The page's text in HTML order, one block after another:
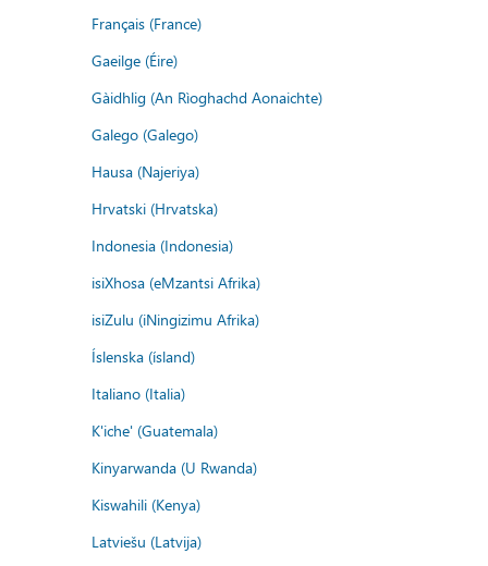
Français (France)
Gaeilge (Éire)
Gàidhlig (An Rìoghachd Aonaichte)
Galego (Galego)
Hausa (Najeriya)
Hrvatski (Hrvatska)
Indonesia (Indonesia)
isiXhosa (eMzantsi Afrika)
isiZulu (iNingizimu Afrika)
Íslenska (ísland)
Italiano (Italia)
K'iche' (Guatemala)
Kinyarwanda (U Rwanda)
Kiswahili (Kenya)
Latviešu (Latvija)